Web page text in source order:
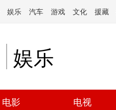
娱乐 汽车 游戏 文化 援藏
娱乐
电影 电视